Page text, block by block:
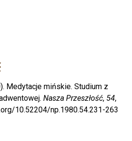
Medytacje mińskie. Studium z
Nasza Przeszłość, 54,
10.52204/np.1980.54.231-263